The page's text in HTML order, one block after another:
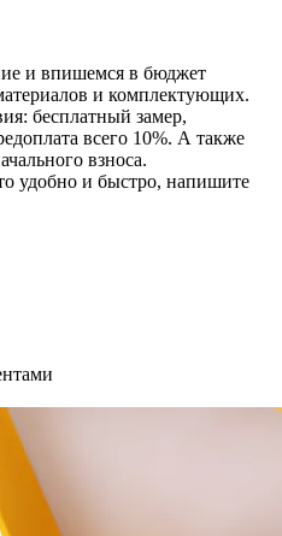
и впишемся в бюджет
и комплектующих.
бесплатный замер,
всего 10%. А также
взноса.
удобно и быстро, напишите